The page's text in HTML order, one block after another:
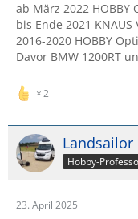
ab März 2022 HOBBY
bis Ende 2021 KNAUS
2016-2020 HOBBY
Davor BMW 1200RT
2
Landsailor
Hobby-
23. April 2025